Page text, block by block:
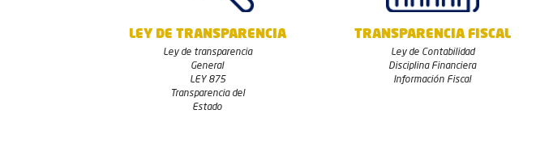
LEY DE TRANSPARENCIA
Ley de transparencia
General
LEY 875
Transparencia del
Estado
TRANSPARENCIA FISCAL
Ley de Contabilidad
Disciplina Financiera
Información Fiscal